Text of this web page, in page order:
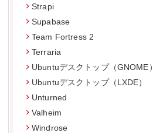
Strapi
Supabase
Team Fortress 2
Terraria
Ubuntuデスクトップ（GNOME）
Ubuntuデスクトップ（LXDE）
Unturned
Valheim
Windrose